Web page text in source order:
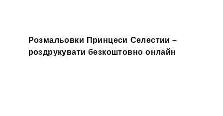
Розмальовки Принцеси Селестии –
роздрукувати безкоштовно онлайн